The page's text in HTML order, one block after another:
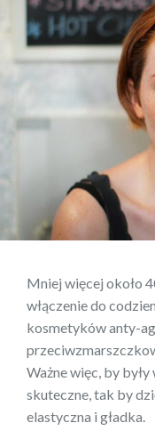
Mniej więcej około
włączenie do
kosmetyków anty-
Ważne więc, by
skuteczne, tak by
elastyczna i gładka.